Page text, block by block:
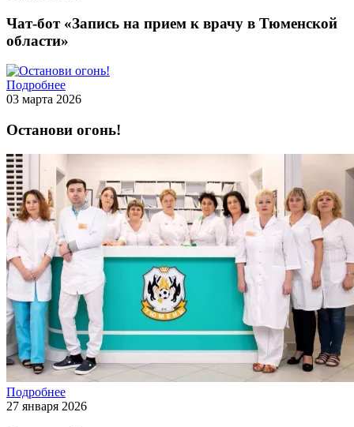
Чат-бот «Запись на прием к врачу в Тюменской
области»
Подробнее
03 марта 2026
Останови огонь!
Подробнее
27 января 2026